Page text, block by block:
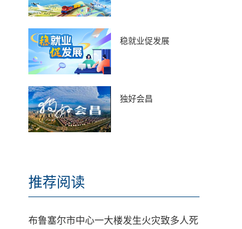
稳就业促发展
独好会昌
推荐阅读
布鲁塞尔市中心一大楼发生火灾致多人死